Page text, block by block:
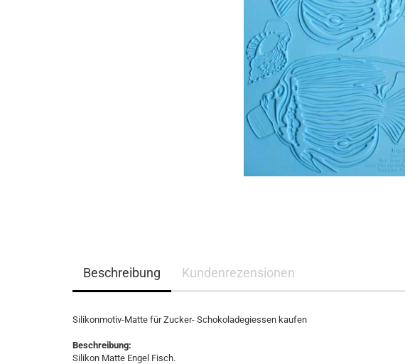
Beschreibung Kundenrezensionen
Silikonmotiv-Matte für Zucker- Schokoladegiessen kaufen
Beschreibung:
Silikon Matte Engel Fisch.